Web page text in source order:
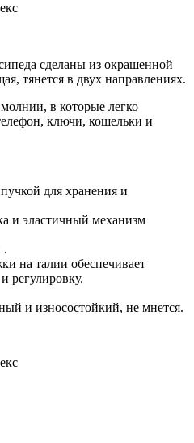
сделаны из окрашенной
тянется в двух направлениях.
в которые легко
ключи, кошельки и
для хранения и
и эластичный механизм
.
на талии обеспечивает
регулировку.
и износостойкий, не мнется.